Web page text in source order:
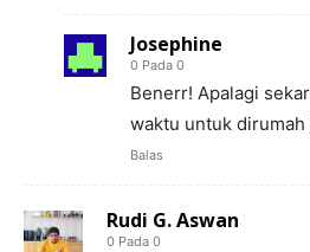
Josephine
0 Pada 0
Benerr! Apalagi
waktu untuk
Balas
Rudi G. Aswan
0 Pada 0